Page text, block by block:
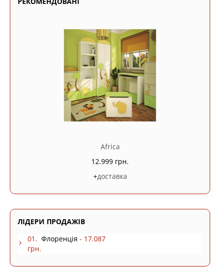
Africa
12.999 грн.
+доставка
ЛІДЕРИ ПРОДАЖІВ
01. Флоренція - 17.087
грн.